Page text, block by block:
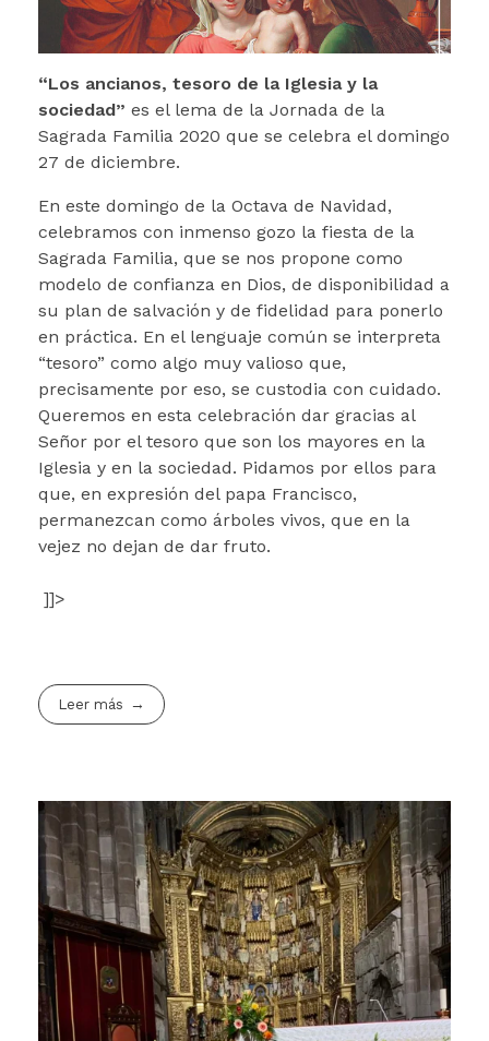
“Los ancianos, tesoro de la Iglesia y la
sociedad” es el lema de la Jornada de la
Sagrada Familia 2020 que se celebra el domingo
27 de diciembre.
En este domingo de la Octava de Navidad,
celebramos con inmenso gozo la fiesta de la
Sagrada Familia, que se nos propone como
modelo de confianza en Dios, de disponibilidad a
su plan de salvación y de fidelidad para ponerlo
en práctica. En el lenguaje común se interpreta
“tesoro” como algo muy valioso que,
precisamente por eso, se custodia con cuidado.
Queremos en esta celebración dar gracias al
Señor por el tesoro que son los mayores en la
Iglesia y en la sociedad. Pidamos por ellos para
que, en expresión del papa Francisco,
permanezcan como árboles vivos, que en la
vejez no dejan de dar fruto.
]]>
Leer más